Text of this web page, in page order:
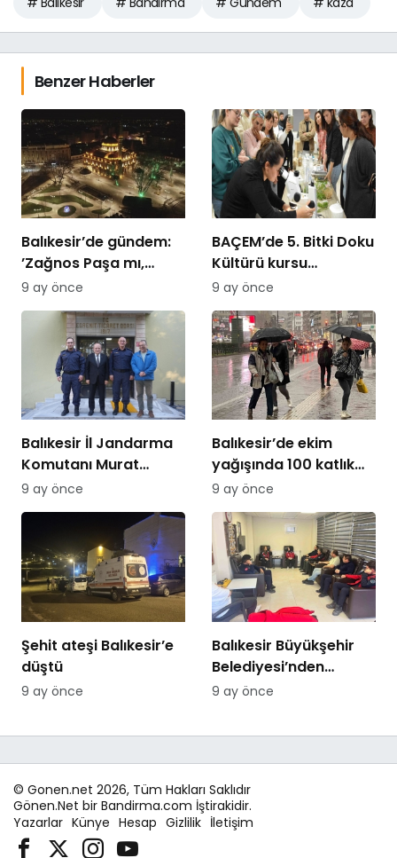
Benzer Haberler
Balıkesir’de gündem:
’Zağnos Paşa mı,
İsmet Paşa mı
9 ay önce
BAÇEM’de 5. Bitki Doku
Kültürü kursu
tamamlandı
9 ay önce
Balıkesir İl Jandarma
Komutanı Murat
Özer’den Edremit
Ticaret Odasına
9 ay önce
Balıkesir’de ekim
yağışında 100 katlık
artış
9 ay önce
Şehit ateşi Balıkesir’e
düştü
9 ay önce
Balıkesir Büyükşehir
Belediyesi’nden
itfaiyecilere psikolojik
9 ay önce
© Gonen.net 2026, Tüm Hakları Saklıdır
Gönen.Net bir Bandirma.com İştirakidir.
Yazarlar Künye Hesap Gizlilik İletişim